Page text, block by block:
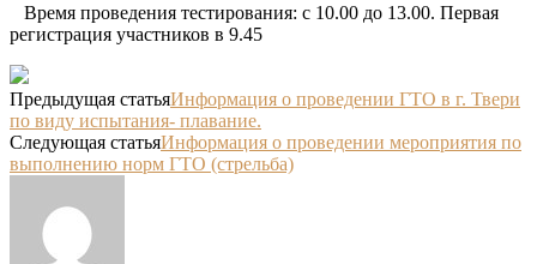
Время проведения тестирования: с 10.00 до 13.00. Первая
регистрация участников в 9.45
Предыдущая статьяИнформация о проведении ГТО в г. Твери
по виду испытания- плавание.
Следующая статьяИнформация о проведении мероприятия по
выполнению норм ГТО (стрельба)